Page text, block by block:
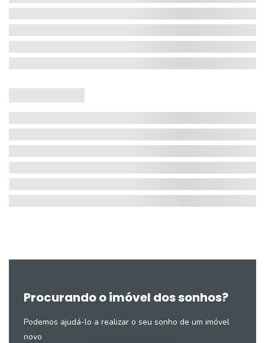
Procurando o imóvel dos sonhos?
Podemos ajudá-lo a realizar o seu sonho de um imóvel
novo